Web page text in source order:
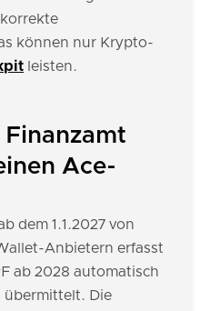
können nur Krypto-
leisten.
Ace-
dem 1.1.2027 von
Anbietern erfasst
ab 2028 automatisch
übermittelt. Die